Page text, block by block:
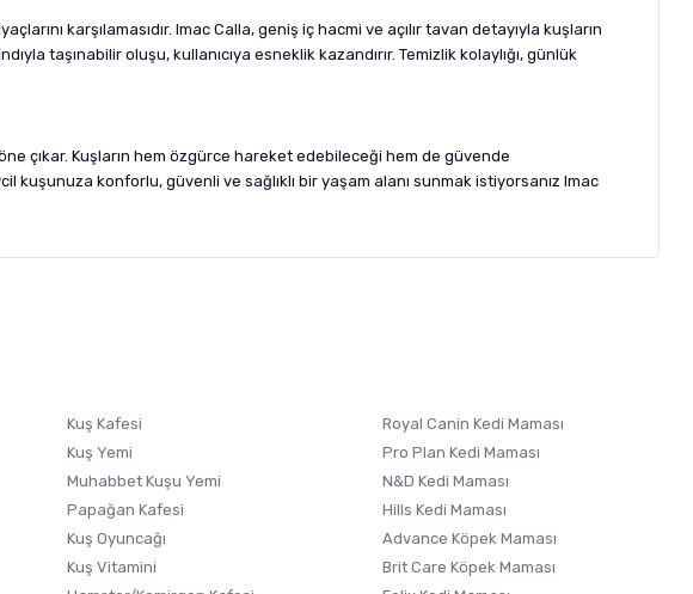
karşılamasıdır. Imac Calla, geniş iç hacmi ve açılır tavan detayıyla kuşların
taşınabilir oluşu, kullanıcıya esneklik kazandırır. Temizlik kolaylığı, günlük
çıkar. Kuşların hem özgürce hareket edebileceği hem de güvende
konforlu, güvenli ve sağlıklı bir yaşam alanı sunmak istiyorsanız Imac
Kuş Kafesi
Kuş Yemi
Muhabbet Kuşu Yemi
Papağan Kafesi
Kuş Oyuncağı
Kuş Vitamini
Royal Canin Kedi Maması
Pro Plan Kedi Maması
N&D Kedi Maması
Hills Kedi Maması
Advance Köpek Maması
Brit Care Köpek Maması